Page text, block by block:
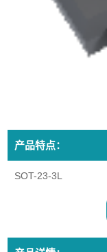
产品特点：
SOT-23-3L